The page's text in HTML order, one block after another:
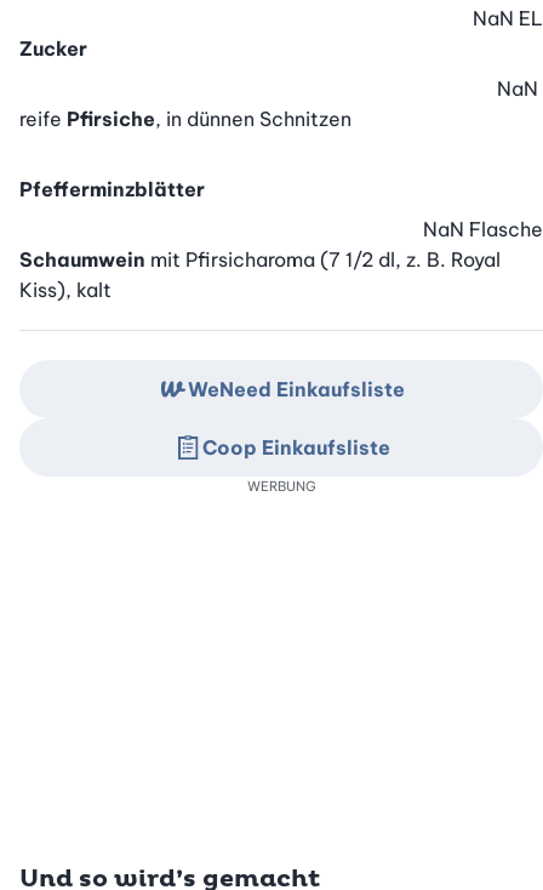
Zucker
NaN EL
reife Pfirsiche, in dünnen Schnitzen
NaN
Pfefferminzblätter
Schaumwein mit Pfirsicharoma (7 1/2 dl, z. B. Royal
Kiss), kalt
NaN Flasche
Und so wird’s gemacht
WeNeed Einkaufsliste
Coop Einkaufsliste
WERBUNG